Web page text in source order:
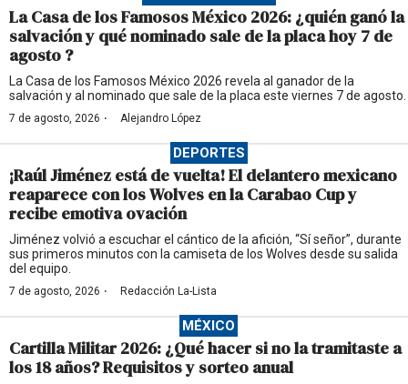
La Casa de los Famosos México 2026: ¿quién ganó la
salvación y qué nominado sale de la placa hoy 7 de
agosto ?
La Casa de los Famosos México 2026 revela al ganador de la
salvación y al nominado que sale de la placa este viernes 7 de agosto.
7 de agosto, 2026 · Alejandro López
DEPORTES
¡Raúl Jiménez está de vuelta! El delantero mexicano
reaparece con los Wolves en la Carabao Cup y
recibe emotiva ovación
Jiménez volvió a escuchar el cántico de la afición, “Sí señor”, durante
sus primeros minutos con la camiseta de los Wolves desde su salida
del equipo.
7 de agosto, 2026 · Redacción La-Lista
MÉXICO
Cartilla Militar 2026: ¿Qué hacer si no la tramitaste a
los 18 años? Requisitos y sorteo anual